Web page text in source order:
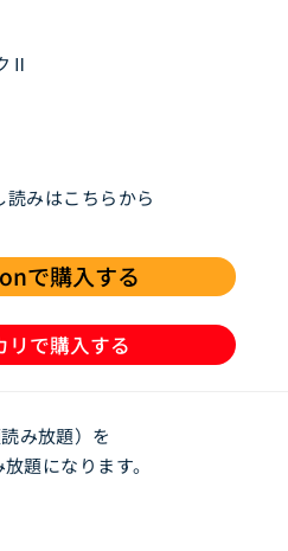
Ⅱ
読みはこちらから
で購入する
リで購入する
み放題）を
題になります。